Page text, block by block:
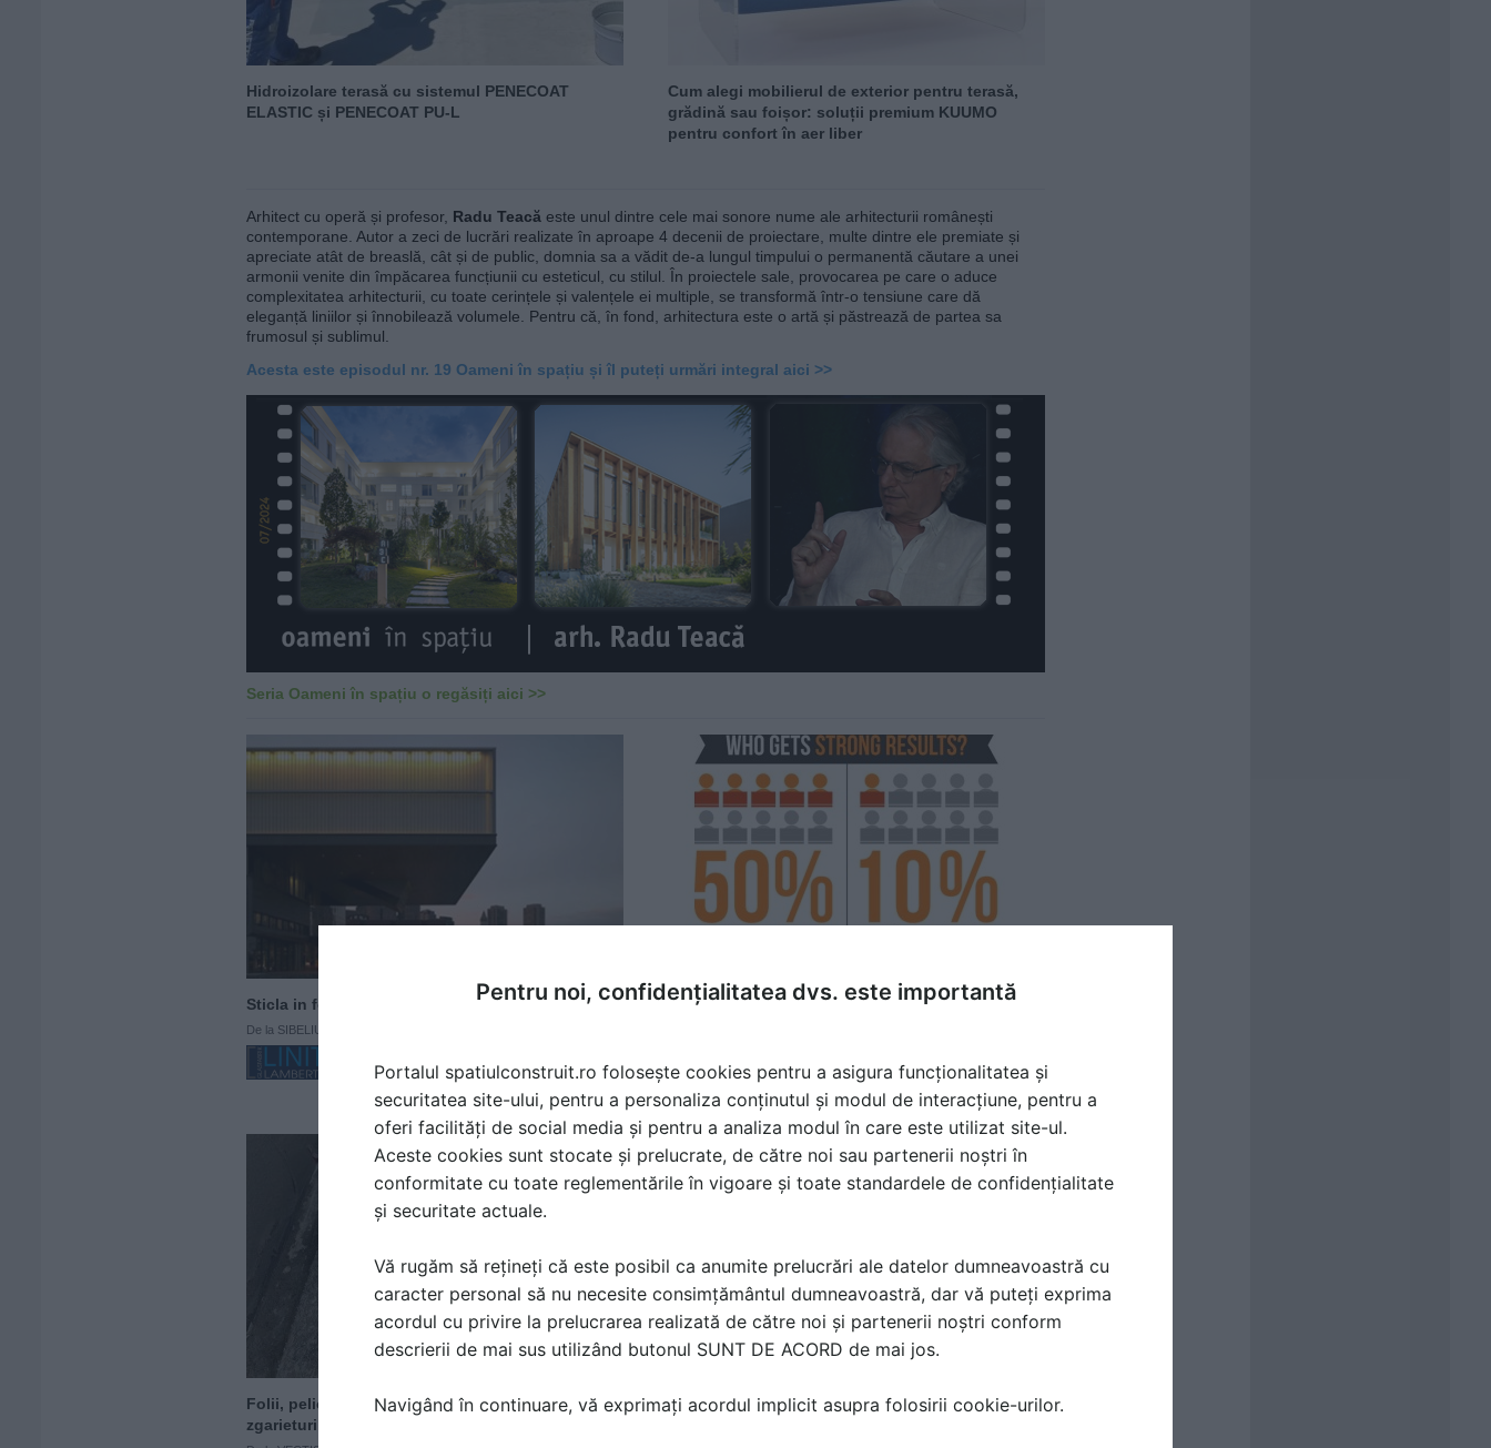
Pentru noi, confidențialitatea dvs. este importantă
Portalul spatiulconstruit.ro folosește cookies pentru a asigura funcționalitatea și
securitatea site-ului, pentru a personaliza conținutul și modul de interacțiune, pentru a
oferi facilități de social media și pentru a analiza modul în care este utilizat site-ul.
Aceste cookies sunt stocate și prelucrate, de către noi sau partenerii noștri în
conformitate cu toate reglementările în vigoare și toate standardele de confidențialitate
și securitate actuale.
Vă rugăm să rețineți că este posibil ca anumite prelucrări ale datelor dumneavoastră cu
caracter personal să nu necesite consimțământul dumneavoastră, dar vă puteți exprima
acordul cu privire la prelucrarea realizată de către noi și partenerii noștri conform
descrierii de mai sus utilizând butonul SUNT DE ACORD de mai jos.
Navigând în continuare, vă exprimați acordul implicit asupra folosirii cookie-urilor.